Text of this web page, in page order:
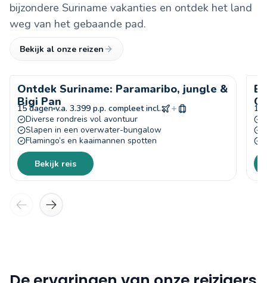
bijzondere Suriname vakanties en ontdek het land
weg van het gebaande pad.
Bekijk al onze reizen
Ontdek Suriname: Paramaribo, jungle &
Bigi Pan
15 dagen v.a. 3.399 p.p. compleet incl.
Diverse rondreis vol avontuur
Slapen in een overwater-bungalow
Flamingo’s en kaaimannen spotten
Bekijk reis
16